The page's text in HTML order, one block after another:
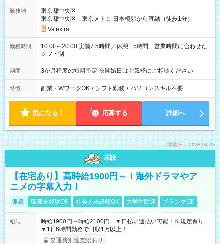
勤務地
東京都中央区
東京都中央区 東京メトロ 日本橋駅から直結（徒歩1分）
Valextra
勤務時間
10:00～20:00 実働7.5時間／休憩1.5時間 営業時間に合わせた
シフト制
期間 3か月程度の短期予定 ※開始日はお気軽にご相談ください
特徴 副業・WワークOK / シフト勤務 / パソコンスキル不要
気になる！ 応募する 詳細へ
掲載日：2026.08.05
未読
【在宅あり】高時給1900円～！海外ドラマやア
ニメの字幕入力！
派遣 職種未経験OK 社会人未経験OK 大学生歓迎 ブランクOK
給与
時給1900円～時給2100円 ▼日払い週払い可能！※規定有り
▼1日6時間勤務で日収1万以上！
交通費別途支給あり